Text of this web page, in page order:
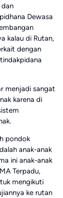
Dewasa
kalau di Rutan,
dengan
menjadi sangat
karena di
pondok
anak-anak
ini anak-anak
Terpadu,
mengikuti
ke rutan